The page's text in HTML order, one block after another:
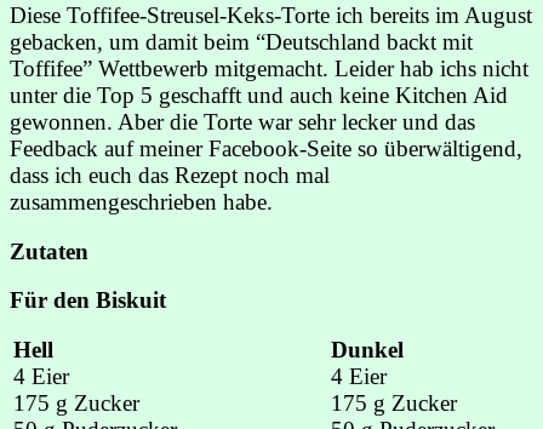
Diese Toffifee-Streusel-Keks-Torte ich bereits im August
gebacken, um damit beim “Deutschland backt mit
Toffifee” Wettbewerb mitgemacht. Leider hab ichs nicht
unter die Top 5 geschafft und auch keine Kitchen Aid
gewonnen. Aber die Torte war sehr lecker und das
Feedback auf meiner Facebook-Seite so überwältigend,
dass ich euch das Rezept noch mal
zusammengeschrieben habe.
Zutaten
Für den Biskuit
Hell
4 Eier
175 g Zucker
Dunkel
4 Eier
175 g Zucker